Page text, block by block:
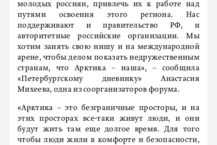
молодых россиян, привлечь их к работе над
путями освоения этого региона. Нас
поддерживают и правительство РФ, и
авторитетные российские организации. Мы
хотим занять свою нишу и на международной
арене, чтобы делом показать недружественным
странам, что Арктика – наша», – сообщила
«Петербургскому дневнику» Анастасия
Михеева, одна из соорганизаторов форума.
«Арктика – это безграничные просторы, и на
этих просторах все-таки живут люди, и они
будут жить там еще долгое время. Для того
чтобы люди жили в комфорте и безопасности,